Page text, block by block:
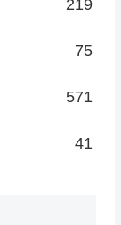
219
75
571
41